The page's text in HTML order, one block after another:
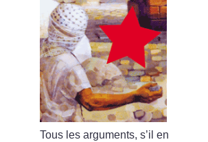
Tous les arguments, s’il en